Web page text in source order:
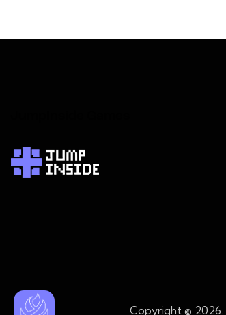
Copyright © 2026.